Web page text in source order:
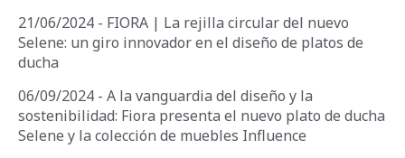
21/06/2024 - FIORA | La rejilla circular del nuevo
Selene: un giro innovador en el diseño de platos de
ducha
06/09/2024 - A la vanguardia del diseño y la
sostenibilidad: Fiora presenta el nuevo plato de ducha
Selene y la colección de muebles Influence